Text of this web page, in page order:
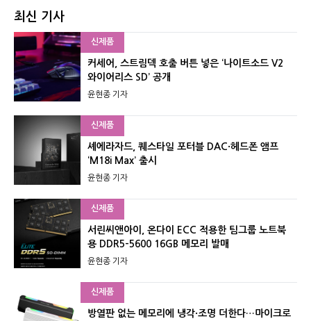
최신 기사
신제품
커세어, 스트림덱 호출 버튼 넣은 ‘나이트소드 V2
와이어리스 SD’ 공개
윤현종 기자
신제품
셰에라자드, 퀘스타일 포터블 DAC·헤드폰 앰프
‘M18i Max’ 출시
윤현종 기자
신제품
서린씨앤아이, 온다이 ECC 적용한 팀그룹 노트북
용 DDR5-5600 16GB 메모리 발매
윤현종 기자
신제품
방열판 없는 메모리에 냉각·조명 더한다…마이크로